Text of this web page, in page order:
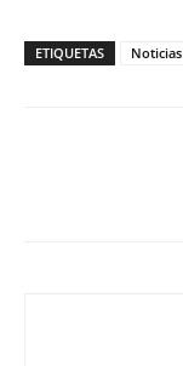
ETIQUETAS Noticias